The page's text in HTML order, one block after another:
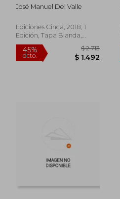
(Universidad)
José Manuel Del Valle
Ediciones Cinca, 2018, 1
Edición, Tapa Blanda,
Nuevo